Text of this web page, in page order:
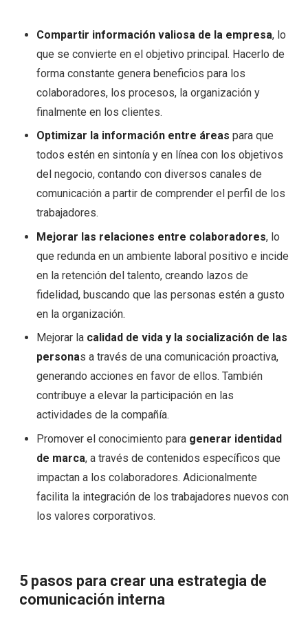
Compartir información valiosa de la empresa, lo
que se convierte en el objetivo principal. Hacerlo de
forma constante genera beneficios para los
colaboradores, los procesos, la organización y
finalmente en los clientes.
Optimizar la información entre áreas para que
todos estén en sintonía y en línea con los objetivos
del negocio, contando con diversos canales de
comunicación a partir de comprender el perfil de los
trabajadores.
Mejorar las relaciones entre colaboradores, lo
que redunda en un ambiente laboral positivo e incide
en la retención del talento, creando lazos de
fidelidad, buscando que las personas estén a gusto
en la organización.
Mejorar la calidad de vida y la socialización de las
personas a través de una comunicación proactiva,
generando acciones en favor de ellos. También
contribuye a elevar la participación en las
actividades de la compañía.
Promover el conocimiento para generar identidad
de marca, a través de contenidos específicos que
impactan a los colaboradores. Adicionalmente
facilita la integración de los trabajadores nuevos con
los valores corporativos.
5 pasos para crear una estrategia de
comunicación interna